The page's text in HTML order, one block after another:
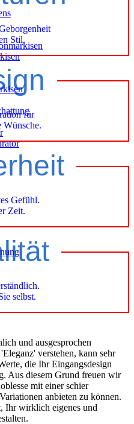
Stil.
für
Wünsche.
Gefühl.
Zeit.
selbst.
und ausgesprochen
verstehen, kann sehr
die Ihr Eingangsdesign
Aus diesem Grund freuen wir
mit einer schier
anbieten zu können.
Ihr wirklich eigenes und